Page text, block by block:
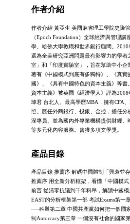
作者介紹
作者介紹 黃亞生 美國麻省理工學院史隆
（Epoch Foundation）全球經濟與管理
學、哈佛大學教職和世界銀行顧問。
選為全美研究亞洲問題最有影響力的學者
室」和「印度實驗室」，旨在幫助中小企
著有《中國模式到底有多獨特》、《真實
國》、《具有中國特色的資本主義》等書
資本主義》被英國《經濟學人》評為
瑋君 台北人。最高學歷MBA，擁有CFA
照。歷任外商銀行、投銀、金控，擔任分
深專員。並為國內外專業機構提供財經、
等多元化內容服務。曾獲多項文學獎。
產品目錄
產品目錄 推薦序 解碼中國體制「興衰並
推薦序 用全新分析框架，看懂「中國模
前言 從清零抗議到千年科舉，解讀中國
EAST的分析框架第一部 考試Exams第一
──科舉第二章 中國共產黨如何把一個國
制Autocracy第三章 一個沒有社會的國家